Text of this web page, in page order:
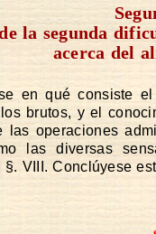
la segunda
acerca del
en qué consiste
brutos, y el
las operaciones
las diversas
§. VIII. Conclúyese